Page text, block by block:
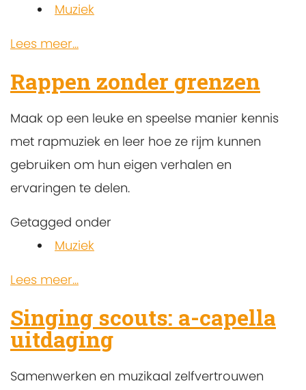
Muziek
Lees meer...
Rappen zonder grenzen
Maak op een leuke en speelse manier kennis
met rapmuziek en leer hoe ze rijm kunnen
gebruiken om hun eigen verhalen en
ervaringen te delen.
Getagged onder
Muziek
Lees meer...
Singing scouts: a-capella
uitdaging
Samenwerken en muzikaal zelfvertrouwen